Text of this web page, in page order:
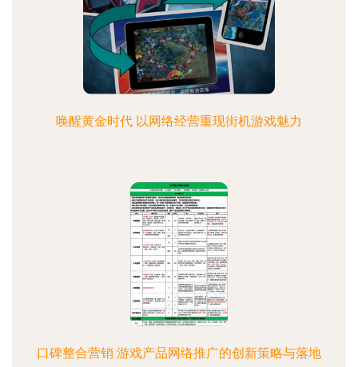
唤醒黄金时代 以网络经营重现街机游戏魅力
口碑整合营销 游戏产品网络推广的创新策略与落地